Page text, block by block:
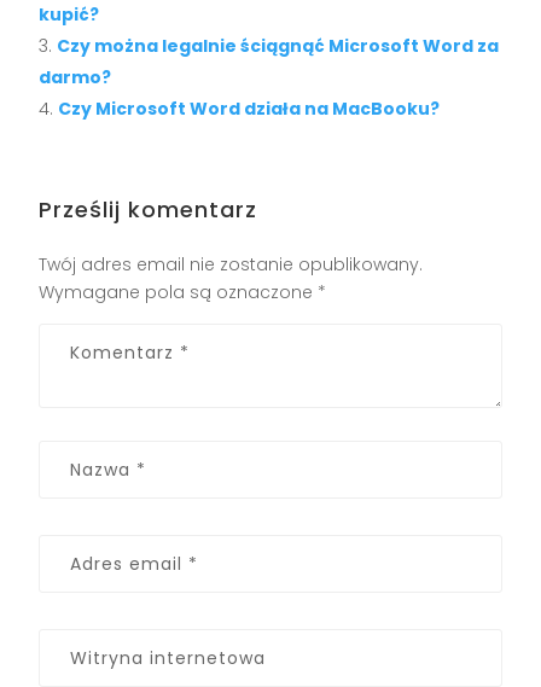
kupić?
Czy można legalnie ściągnąć Microsoft Word za
darmo?
Czy Microsoft Word działa na MacBooku?
Prześlij komentarz
Twój adres email nie zostanie opublikowany.
Wymagane pola są oznaczone *